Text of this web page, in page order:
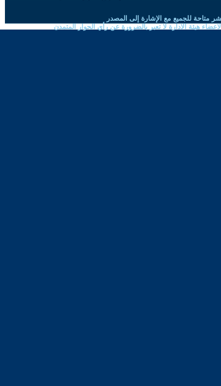
متاحة للجميع مع الإشارة إلى المصدر
هيئة الادارة لا تعبر بالضرورة عن رأي الحوار المتمدن